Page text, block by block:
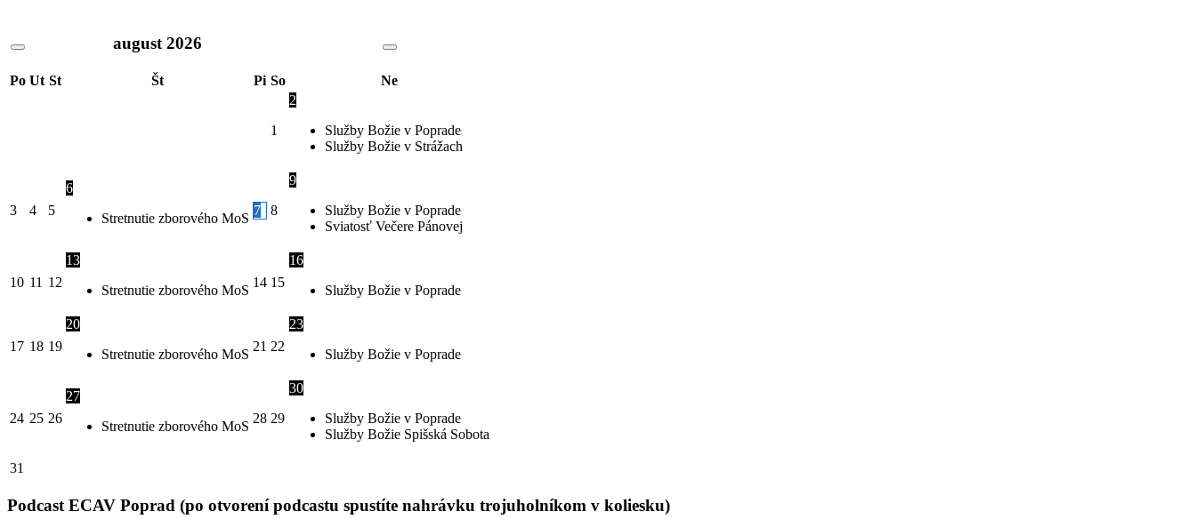
august 2026
Po Ut St Št Pi So Ne
1
2
Služby Božie v Poprade
Služby Božie v Strážach
3 4 5
6
Stretnutie zborového MoS
7 8
9
Služby Božie v Poprade
Sviatosť Večere Pánovej
10 11 12
13
Stretnutie zborového MoS
14 15
16
Služby Božie v Poprade
17 18 19
20
Stretnutie zborového MoS
21 22
23
Služby Božie v Poprade
24 25 26
27
Stretnutie zborového MoS
28 29
30
Služby Božie v Poprade
Služby Božie Spišská Sobota
31
Podcast ECAV Poprad (po otvorení podcastu spustíte nahrávku trojuholníkom v koliesku)